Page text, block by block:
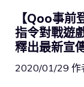
【Qoo事前
指令對戰遊
釋出最新宣
2020/01/29 作